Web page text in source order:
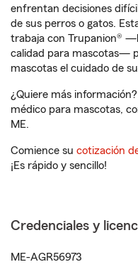
enfrentan decisiones
de sus perros o gatos.
trabaja con Trupanion®
calidad para mascotas—
mascotas el cuidado de
¿Quiere más
médico para mascotas,
ME.
Comience su cotización
¡Es rápido y sencillo!
Credenciales y
ME-AGR56973